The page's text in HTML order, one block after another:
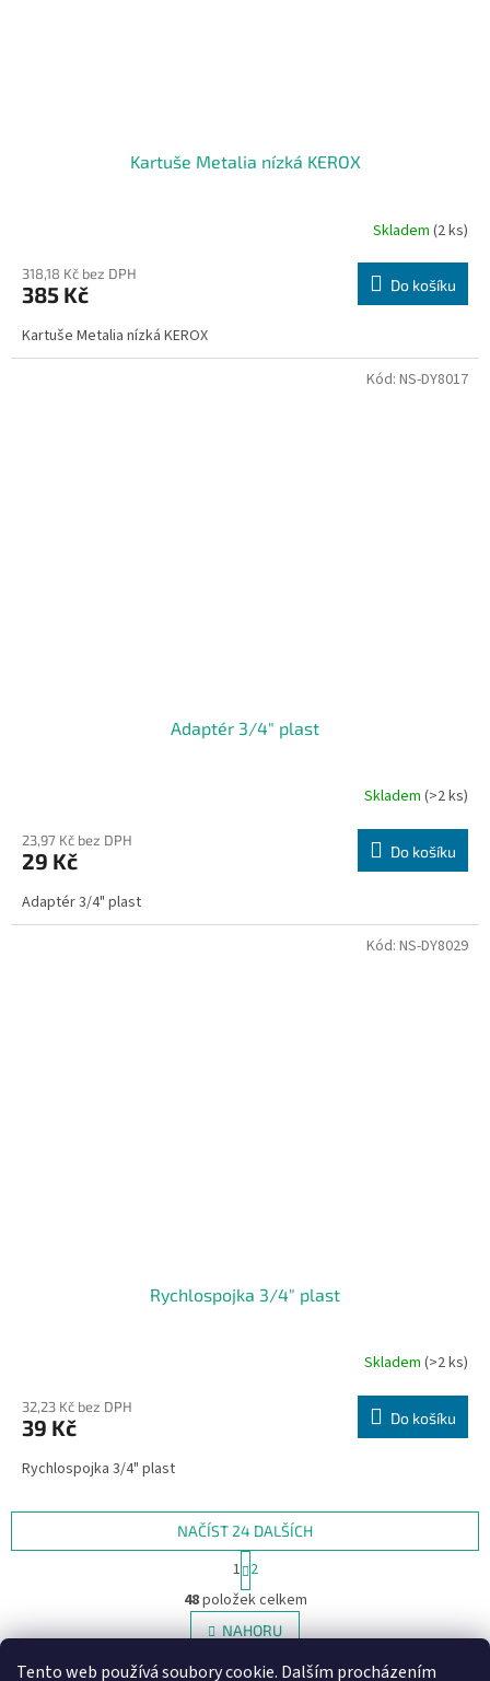
Tento web používá soubory cookie. Dalším procházením
Kartuše Metalia nízká KEROX
Skladem (2 ks)
318,18 Kč bez DPH
385 Kč Do košíku
Kartuše Metalia nízká KEROX
Adaptér 3/4" plast
Skladem (>2 ks)
23,97 Kč bez DPH
29 Kč Do košíku
Adaptér 3/4" plast
Kód: NS-DY8017
Rychlospojka 3/4" plast
Skladem (>2 ks)
32,23 Kč bez DPH
39 Kč Do košíku
Rychlospojka 3/4" plast
Kód: NS-DY8029
O
v
l
d
NAČÍST 24 DALŠÍCH
S
t
r
á
n
o
1 2
48položek celkem
NAHORU